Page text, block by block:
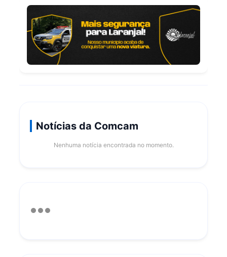
Notícias da Comcam
Nenhuma notícia encontrada no momento.